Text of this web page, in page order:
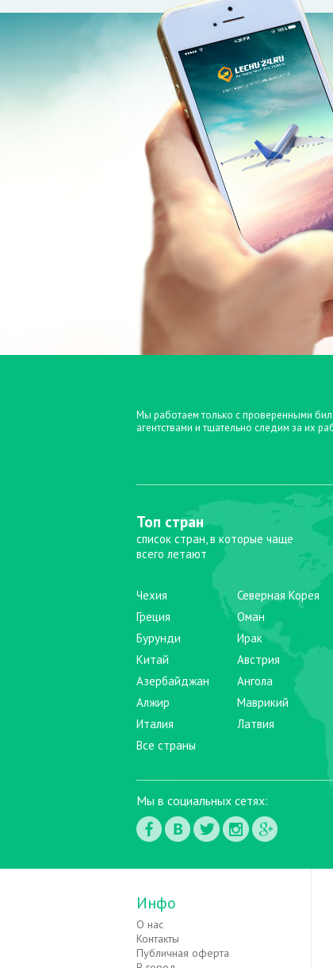
Мы работаем только с проверенными
агентствами и тщательно следим за их
Топ стран
список стран, в которые чаще
всего летают
Чехия
Северная Корея
Греция
Оман
Бурунди
Ирак
Китай
Австрия
Азербайджан
Ангола
Алжир
Маврикий
Италия
Латвия
Все страны
Мы в социальных сетях:
Инфо
О нас
Контакты
Публичная оферта